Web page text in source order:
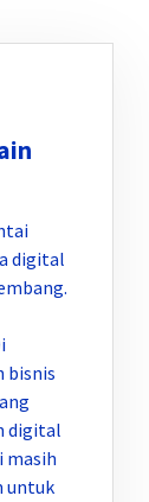
digital
bisnis
digital
masih
untuk